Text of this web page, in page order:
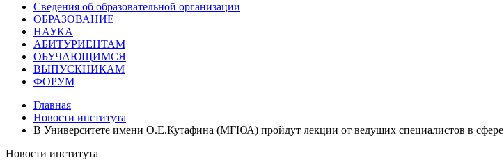
Сведения об образовательной организации
ОБРАЗОВАНИЕ
НАУКА
АБИТУРИЕНТАМ
ОБУЧАЮЩИМСЯ
ВЫПУСКНИКАМ
ФОРУМ
Главная
Новости института
В Университете имени О.Е.Кутафина (МГЮА) пройдут лекции от ведущих специалистов в сфере
Новости института